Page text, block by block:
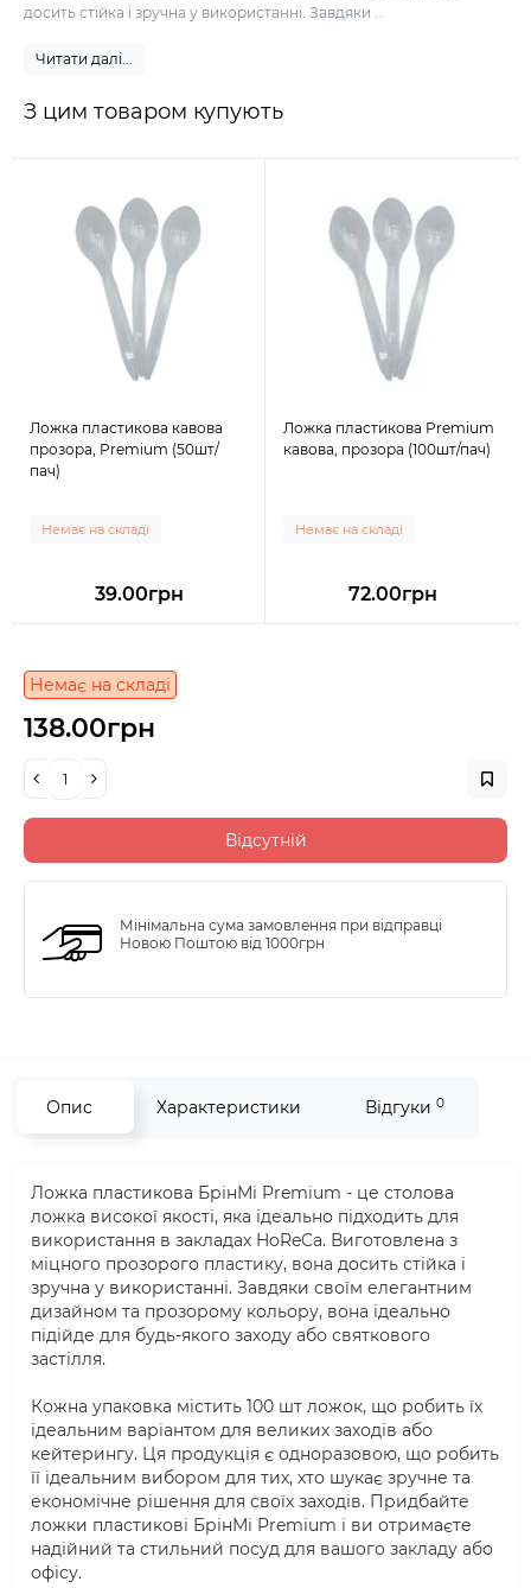
досить стійка і зручна у використанні. Завдяки ...
Читати далі...
З цим товаром купують
Ложка пластикова кавова
прозора, Premium (50шт/
пач)
Немає на складі
39.00грн
Ложка пластикова Premium
кавова, прозора (100шт/пач)
Немає на складі
72.00грн
Немає на складі
138.00грн
Відсутній
Мінімальна сума замовлення при відправці
Новою Поштою від 1000грн
Опис Характеристики Відгуки 0
Ложка пластикова БрінМі Premium - це столова
ложка високої якості, яка ідеально підходить для
використання в закладах HoReCa. Виготовлена з
міцного прозорого пластику, вона досить стійка і
зручна у використанні. Завдяки своїм елегантним
дизайном та прозорому кольору, вона ідеально
підійде для будь-якого заходу або святкового
застілля.
Кожна упаковка містить 100 шт ложок, що робить їх
ідеальним варіантом для великих заходів або
кейтерингу. Ця продукція є одноразовою, що робить
її ідеальним вибором для тих, хто шукає зручне та
економічне рішення для своїх заходів. Придбайте
ложки пластикові БрінМі Premium і ви отримаєте
надійний та стильний посуд для вашого закладу або
офісу.